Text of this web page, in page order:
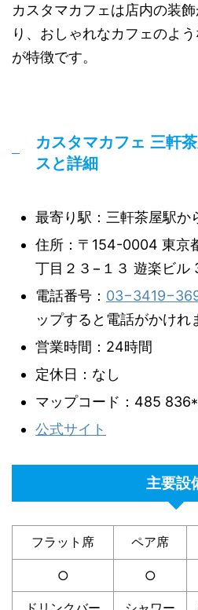
カスタマカフェは店内の装
り、おしゃれなカフェのよ
が特徴です。
カスタマカフェ 三軒
スと詳細
最寄り駅：三軒茶屋駅か
住所：〒154-0004 東京
丁目２３−１３ 遊楽ビル
電話番号：
ップすると電話がかけれ
営業時間：24時間
定休日：なし
マップコード：485
公式サイト
主要設
フラット席 ペア席
○ ○